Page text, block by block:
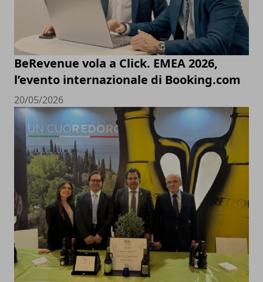
BeRevenue vola a Click. EMEA 2026,
l’evento internazionale di Booking.com
20/05/2026